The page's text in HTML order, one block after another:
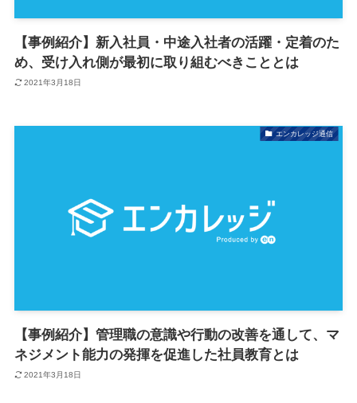
【事例紹介】新入社員・中途入社者の活躍・定着のた
め、受け入れ側が最初に取り組むべきこととは
2021年3月18日
エンカレッジ通信
【事例紹介】管理職の意識や行動の改善を通して、マ
ネジメント能力の発揮を促進した社員教育とは
2021年3月18日